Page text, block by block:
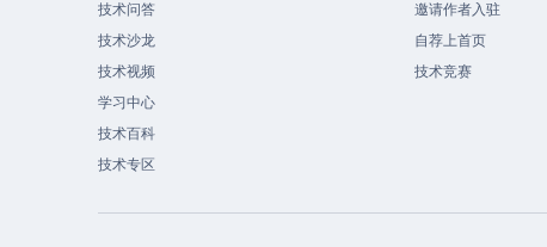
技术问答
技术沙龙
技术视频
学习中心
技术百科
技术专区
邀请作者入驻
自荐上首页
技术竞赛